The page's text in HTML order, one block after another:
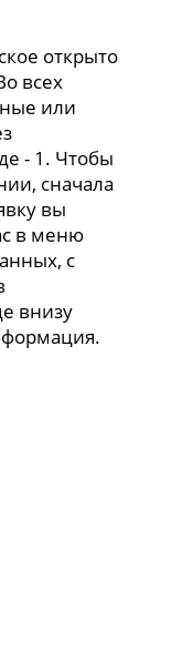
открыто
всех
или
- 1. Чтобы
сначала
вы
в меню
с
внизу